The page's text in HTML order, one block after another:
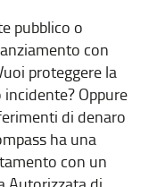
pubblico o
con
proteggere la
Oppure
di denaro
ha una
con un